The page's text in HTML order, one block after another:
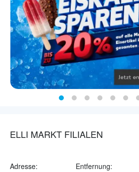
ELLI MARKT FILIALEN
Adresse: Entfernung: